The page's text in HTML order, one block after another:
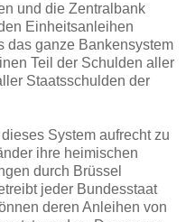
und die Zentralbank
Einheitsanleihen
das ganze Bankensystem
Teil der Schulden aller
Staatsschulden der
System aufrecht zu
ihre heimischen
durch Brüssel
jeder Bundesstaat
deren Anleihen von